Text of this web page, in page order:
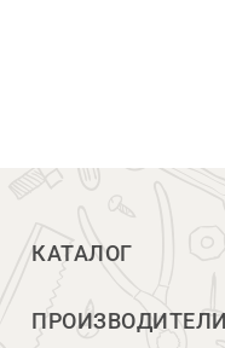
КАТАЛОГ
ПРОИЗВОДИТЕЛИ